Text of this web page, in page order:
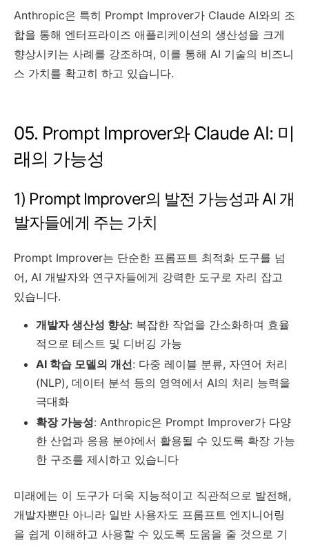
Anthropic은 특히 Prompt Improver가 Claude AI와의 조
합을 통해 엔터프라이즈 애플리케이션의 생산성을 크게
향상시키는 사례를 강조하며, 이를 통해 AI 기술의 비즈니
스 가치를 확고히 하고 있습니다.
05. Prompt Improver와 Claude AI: 미
래의 가능성
1) Prompt Improver의 발전 가능성과 AI 개
발자들에게 주는 가치
Prompt Improver는 단순한 프롬프트 최적화 도구를 넘
어, AI 개발자와 연구자들에게 강력한 도구로 자리 잡고
있습니다.
개발자 생산성 향상: 복잡한 작업을 간소화하며 효율
적으로 테스트 및 디버깅 가능
AI 학습 모델의 개선: 다중 레이블 분류, 자연어 처리
(NLP), 데이터 분석 등의 영역에서 AI의 처리 능력을
극대화
확장 가능성: Anthropic은 Prompt Improver가 다양
한 산업과 응용 분야에서 활용될 수 있도록 확장 가능
한 구조를 제시하고 있습니다
미래에는 이 도구가 더욱 지능적이고 직관적으로 발전해,
개발자뿐만 아니라 일반 사용자도 프롬프트 엔지니어링
을 쉽게 이해하고 사용할 수 있도록 도움을 줄 것으로 기